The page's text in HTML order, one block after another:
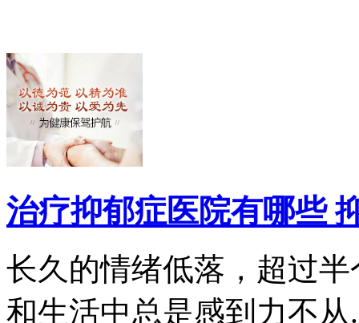
治疗抑郁症医院有哪些
长久的情绪低落，超过
和生活中总是感到力不